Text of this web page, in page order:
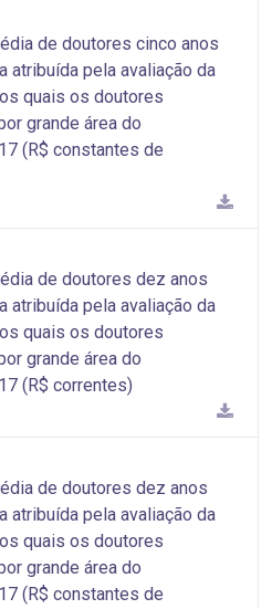
de doutores cinco anos
atribuída pela avaliação da
quais os doutores
grande área do
(R$ constantes de
de doutores dez anos
atribuída pela avaliação da
quais os doutores
grande área do
(R$ correntes)
de doutores dez anos
atribuída pela avaliação da
quais os doutores
grande área do
(R$ constantes de